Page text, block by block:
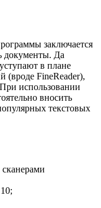
заключается
документы. Да
в плане
(вроде FineReader),
использовании
вносить
текстовых